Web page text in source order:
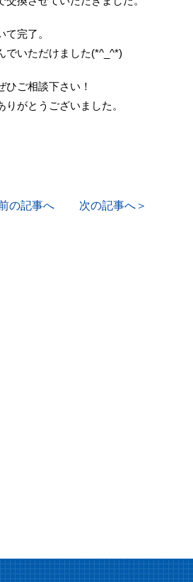
完了。
でいただけました(*^_^*)
ご相談下さい！
がとうございました。
の記事へ 次の記事へ＞